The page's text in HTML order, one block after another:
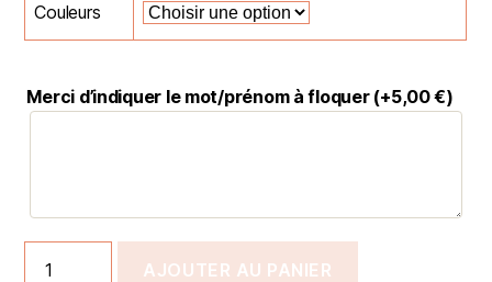
Couleurs
Merci d’indiquer le mot/prénom à floquer (+5,00€)
AJOUTER AU PANIER